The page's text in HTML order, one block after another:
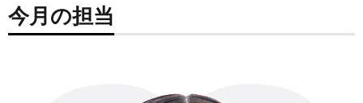
今月の担当